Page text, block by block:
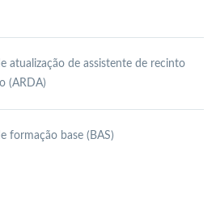
atualização de assistente de recinto
(ARDA)
formação base (BAS)